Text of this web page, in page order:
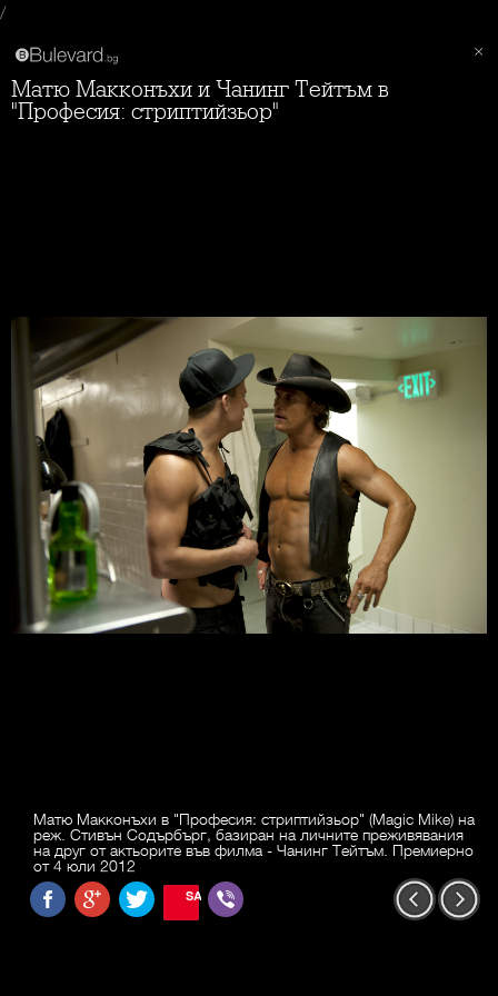
/
Матю Макконъхи и Чанинг Тейтъм в
"Професия: стриптийзьор"
Матю Макконъхи в "Професия: стриптийзьор" (Magic Mike) на
реж. Стивън Содърбърг, базиран на личните преживявания
на друг от актьорите във филма - Чанинг Тейтъм. Премиерно
от 4 юли 2012
SAVE